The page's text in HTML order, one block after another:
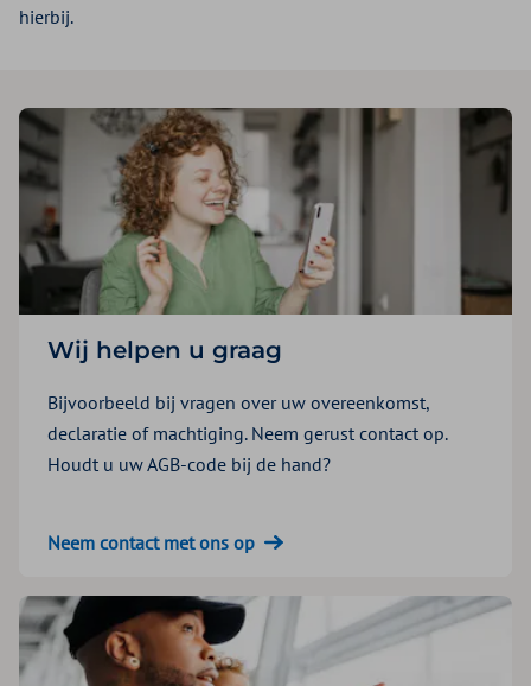
hierbij.
Wij helpen u graag
Bijvoorbeeld bij vragen over uw overeenkomst,
declaratie of machtiging. Neem gerust contact op.
Houdt u uw AGB-code bij de hand?
Neem contact met ons op